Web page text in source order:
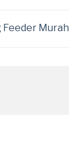
Murah